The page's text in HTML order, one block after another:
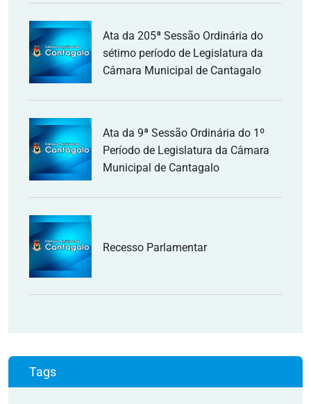
Ata da 205ª Sessão Ordinária do
sétimo período de Legislatura da
Câmara Municipal de Cantagalo
Ata da 9ª Sessão Ordinária do 1º
Período de Legislatura da Câmara
Municipal de Cantagalo
Recesso Parlamentar
Tags